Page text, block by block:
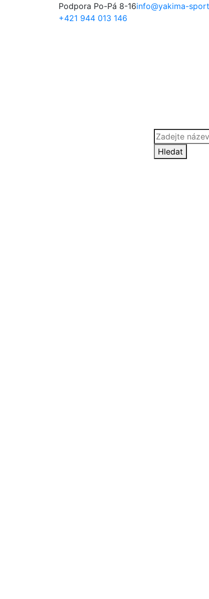
Podpora Po-Pá 8-16
+421 944 013 146
info@yakima-
Products
search
Hledat